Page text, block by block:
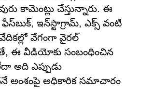
కామెంట్లు చేస్తున్నారు. ఈ
ఇన్‌స్టాగ్రామ్, ఎక్స్ వంటి
వేగంగా వైరల్
ఈ వీడియోకు సంబంధించిన
అది ఎప్పుడు
అంశంపై అధికారిక సమాచారం